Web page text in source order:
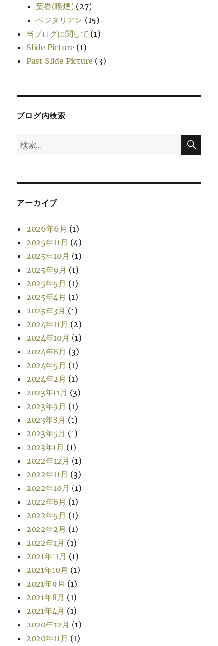
葉巻(喫煙) (27)
ベジタリアン (15)
当ブログに関して (1)
Slide Picture (1)
Past Slide Picture (3)
ブログ内検索
検
索:
検
アーカイブ
2026年6月 (1)
2025年11月 (4)
2025年10月 (1)
2025年9月 (1)
2025年5月 (1)
2025年4月 (1)
2025年3月 (1)
2024年11月 (2)
2024年10月 (1)
2024年8月 (3)
2024年5月 (1)
2024年2月 (1)
2023年11月 (3)
2023年9月 (1)
2023年8月 (1)
2023年5月 (1)
2023年1月 (1)
2022年12月 (1)
2022年11月 (3)
2022年10月 (1)
2022年8月 (1)
2022年5月 (1)
2022年2月 (1)
2022年1月 (1)
2021年11月 (1)
2021年10月 (1)
2021年9月 (1)
2021年8月 (1)
2021年4月 (1)
2020年12月 (1)
2020年11月 (1)